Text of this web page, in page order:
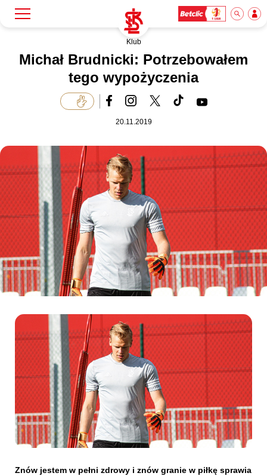
Klub
Akademia
Biznes
Dla mediów
Kibice
SKLEP KUP BILET
Klub
Michał Brudnicki: Potrzebowałem
tego wypożyczenia
20.11.2019
Znów jestem w pełni zdrowy i znów granie w piłkę sprawia